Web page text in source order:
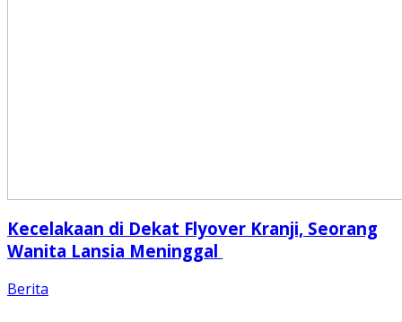
Kecelakaan di Dekat Flyover Kranji, Seorang
Wanita Lansia Meninggal
Berita